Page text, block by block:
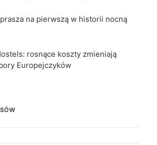
na pierwszą w historii nocną
rosnące koszty zmieniają
Europejczyków